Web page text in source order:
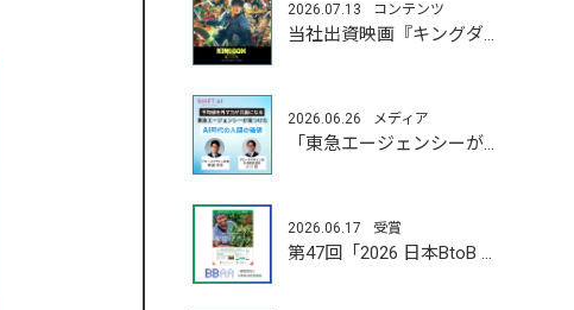
2026.07.13 コンテンツ
当社出資映画『キングダム 魂の決戦』7月17日（金）公開！
2026.06.26 メディア
「東急エージェンシーが見つけたAI時代の人間の価値」
2026.06.17 受賞
第47回「2026 日本BtoB 広告賞」